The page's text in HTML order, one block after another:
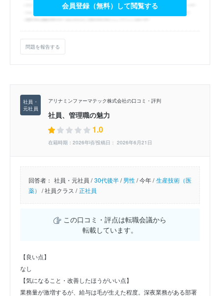
会員登録（無料）して閲覧する
問題を報告する
アリナミンファーマテック株式会社の口コミ・評判
社員、管理職の魅力
1.0
在籍時期：2026年頃/投稿日： 2026年6月21日
回答者： 社員・元社員 / 30代後半/男性/今年 / 生産技術（医
薬） /社員クラス / 正社員
この口コミ・評点は転職会議から
転載しています。
【良い点】
なし
【気になること・改善したほうがいい点】
業務量が激増するが、給与は毛が生えた程度。深夜業務がある部署